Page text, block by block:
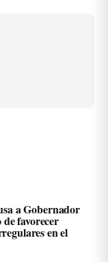
a Gobernador
favorecer
en el